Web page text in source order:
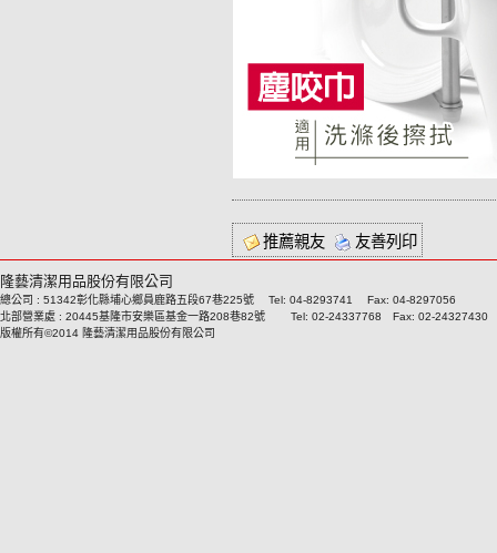
推薦親友 友善列印
隆藝清潔用品股份有限公司
總公司 : 51342彰化縣埔心鄉員鹿路五段67巷225號 Tel: 04-8293741 Fax: 04-8297056
北部營業處 : 20445基隆市安樂區基金一路208巷82號 Tel: 02-24337768 Fax: 02-24327430
版權所有©2014 隆藝清潔用品股份有限公司